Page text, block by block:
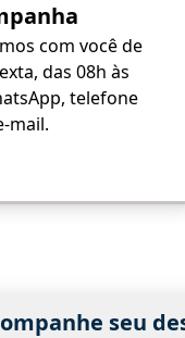
com você de
das 08h às
telefone
mail.
seu